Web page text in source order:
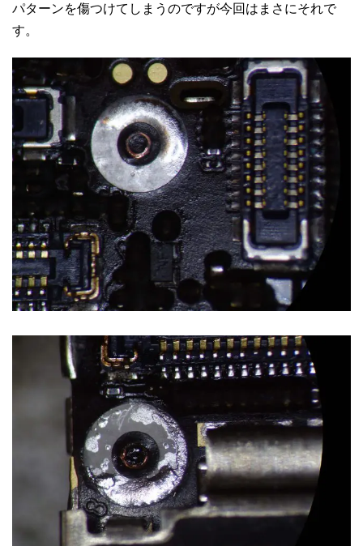
パターンを傷つけてしまうのですが今回はまさにそれで
す。